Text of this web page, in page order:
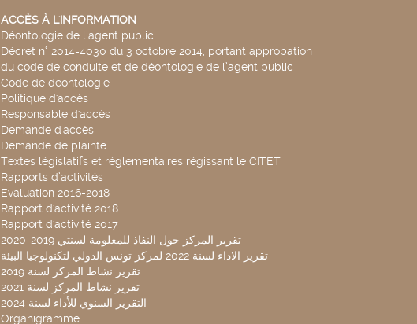
ACCÈS À L'INFORMATION
Déontologie de l’agent public
Décret n° 2014-4030 du 3 octobre 2014, portant approbation
du code de conduite et de déontologie de l’agent public
Code de déontologie
Politique d'accès
Responsable d'accès
Demande d'accès
Demande de plainte
Textes législatifs et réglementaires régissant le CITET
Rapports d’activités
Evaluation 2016-2018
Rapport d'activité 2018
Rapport d'activité 2017
تقرير المركز حول النفاذ للمعلومة لسنتي 2019-2020
تقرير الاداء لسنة 2022 لمركز تونس الدولي لتكنولوجيا البيئة
تقرير نشاط المركز لسنة 2019
تقرير نشاط المركز لسنة 2021
التقرير السنوي للأداء لسنة 2024
Organigramme